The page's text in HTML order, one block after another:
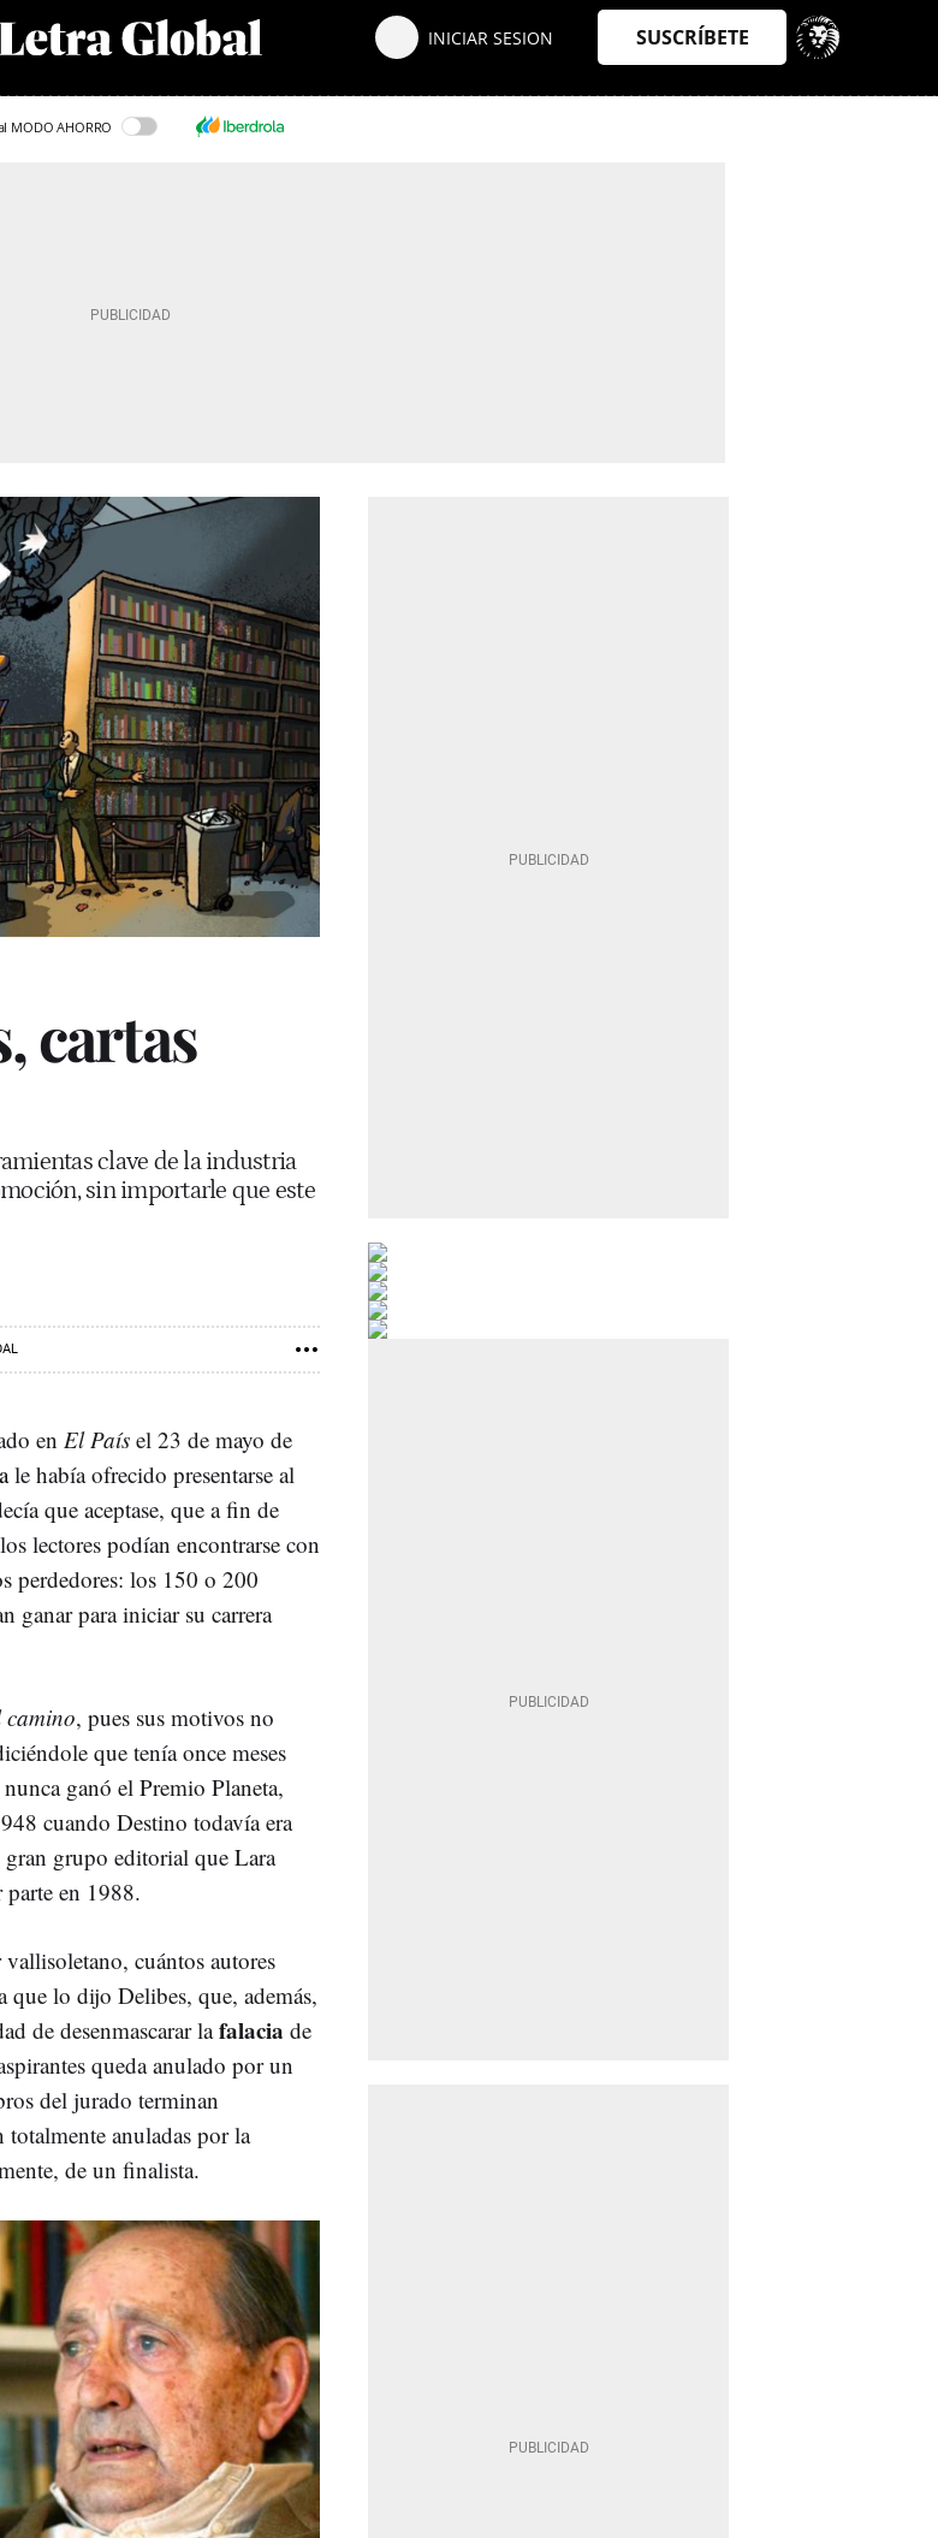
MODO AHORRO
cartas
clave de la industria
sin importarle que este
en El País el 23 de mayo de
le había ofrecido presentarse al
que aceptase, que a fin de
lectores podían encontrarse con
perdedores: los 150 o 200
ganar para iniciar su carrera
camino, pues sus motivos no
que tenía once meses
ganó el Premio Planeta,
cuando Destino todavía era
grupo editorial que Lara
en 1988.
cuántos autores
lo dijo Delibes, que, además,
de desenmascarar lafalacia de
queda anulado por un
del jurado terminan
totalmente anuladas por la
de un finalista.